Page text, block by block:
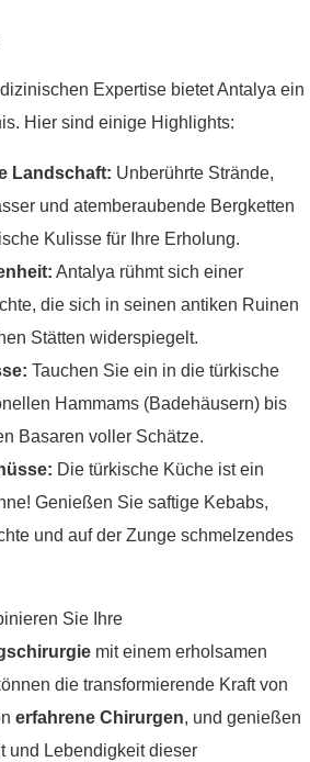
Expertise bietet Antalya ein
Hier sind einige Highlights:
Landschaft: Unberührte Strände,
und atemberaubende Bergketten
Kulisse für Ihre Erholung.
Antalya rühmt sich einer
die sich in seinen antiken Ruinen
Stätten widerspiegelt.
Tauchen Sie ein in die türkische
Hammams (Badehäusern) bis
Basaren voller Schätze.
Die türkische Küche ist ein
Genießen Sie saftige Kebabs,
und auf der Zunge schmelzendes
Sie Ihre
mit einem erholsamen
die transformierende Kraft von
erfahrene Chirurgen, und genießen
und Lebendigkeit dieser